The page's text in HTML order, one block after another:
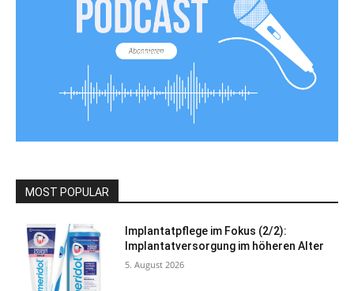
MOST POPULAR
Implantatpflege im Fokus (2/2):
Implantatversorgung im höheren Alter
5. August 2026